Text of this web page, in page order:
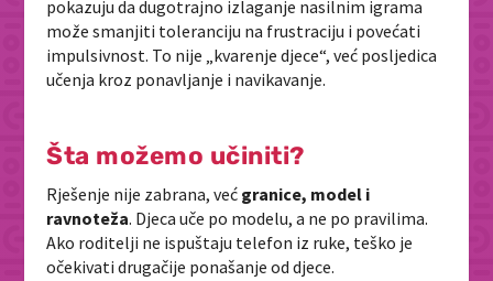
pokazuju da dugotrajno izlaganje nasilnim igrama
može smanjiti toleranciju na frustraciju i povećati
impulsivnost. To nije „kvarenje djece“, već posljedica
učenja kroz ponavljanje i navikavanje.
Šta možemo učiniti?
Rješenje nije zabrana, već granice, model i
ravnoteža. Djeca uče po modelu, a ne po pravilima.
Ako roditelji ne ispuštaju telefon iz ruke, teško je
očekivati drugačije ponašanje od djece.